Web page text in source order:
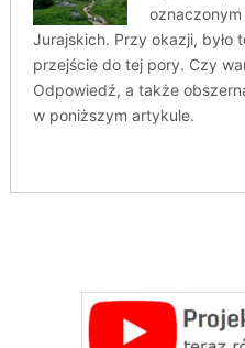
oznaczonym
Jurajskich. Przy okazji, było
przejście do tej pory. Czy
Odpowiedź, a także
w poniższym artykule.